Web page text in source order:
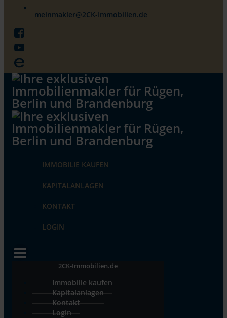
meinmakler@2CK-Immobilien.de
IMMOBILIE KAUFEN
KAPITALANLAGEN
KONTAKT
LOGIN
2CK-Immobilien.de
Immobilie kaufen
Kapitalanlagen
Kontakt
Login